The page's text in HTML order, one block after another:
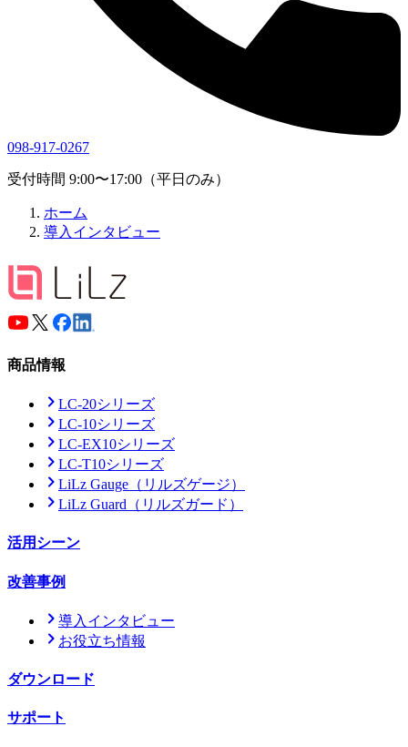
098-917-0267
受付時間 9:00〜17:00（平日のみ）
ホーム
導入インタビュー
商品情報
LC-20シリーズ
LC-10シリーズ
LC-EX10シリーズ
LC-T10シリーズ
LiLz Gauge （リルズゲージ）
LiLz Guard （リルズガード）
活用シーン
改善事例
導入インタビュー
お役立ち情報
ダウンロード
サポート